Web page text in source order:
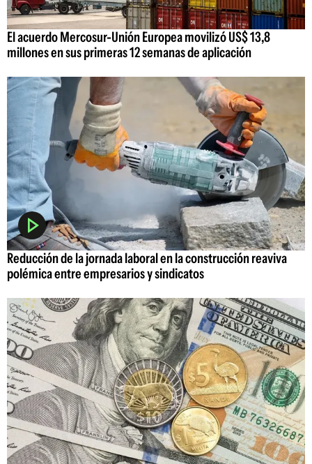
El acuerdo Mercosur-Unión Europea movilizó US$ 13,8
millones en sus primeras 12 semanas de aplicación
Reducción de la jornada laboral en la construcción reaviva
polémica entre empresarios y sindicatos